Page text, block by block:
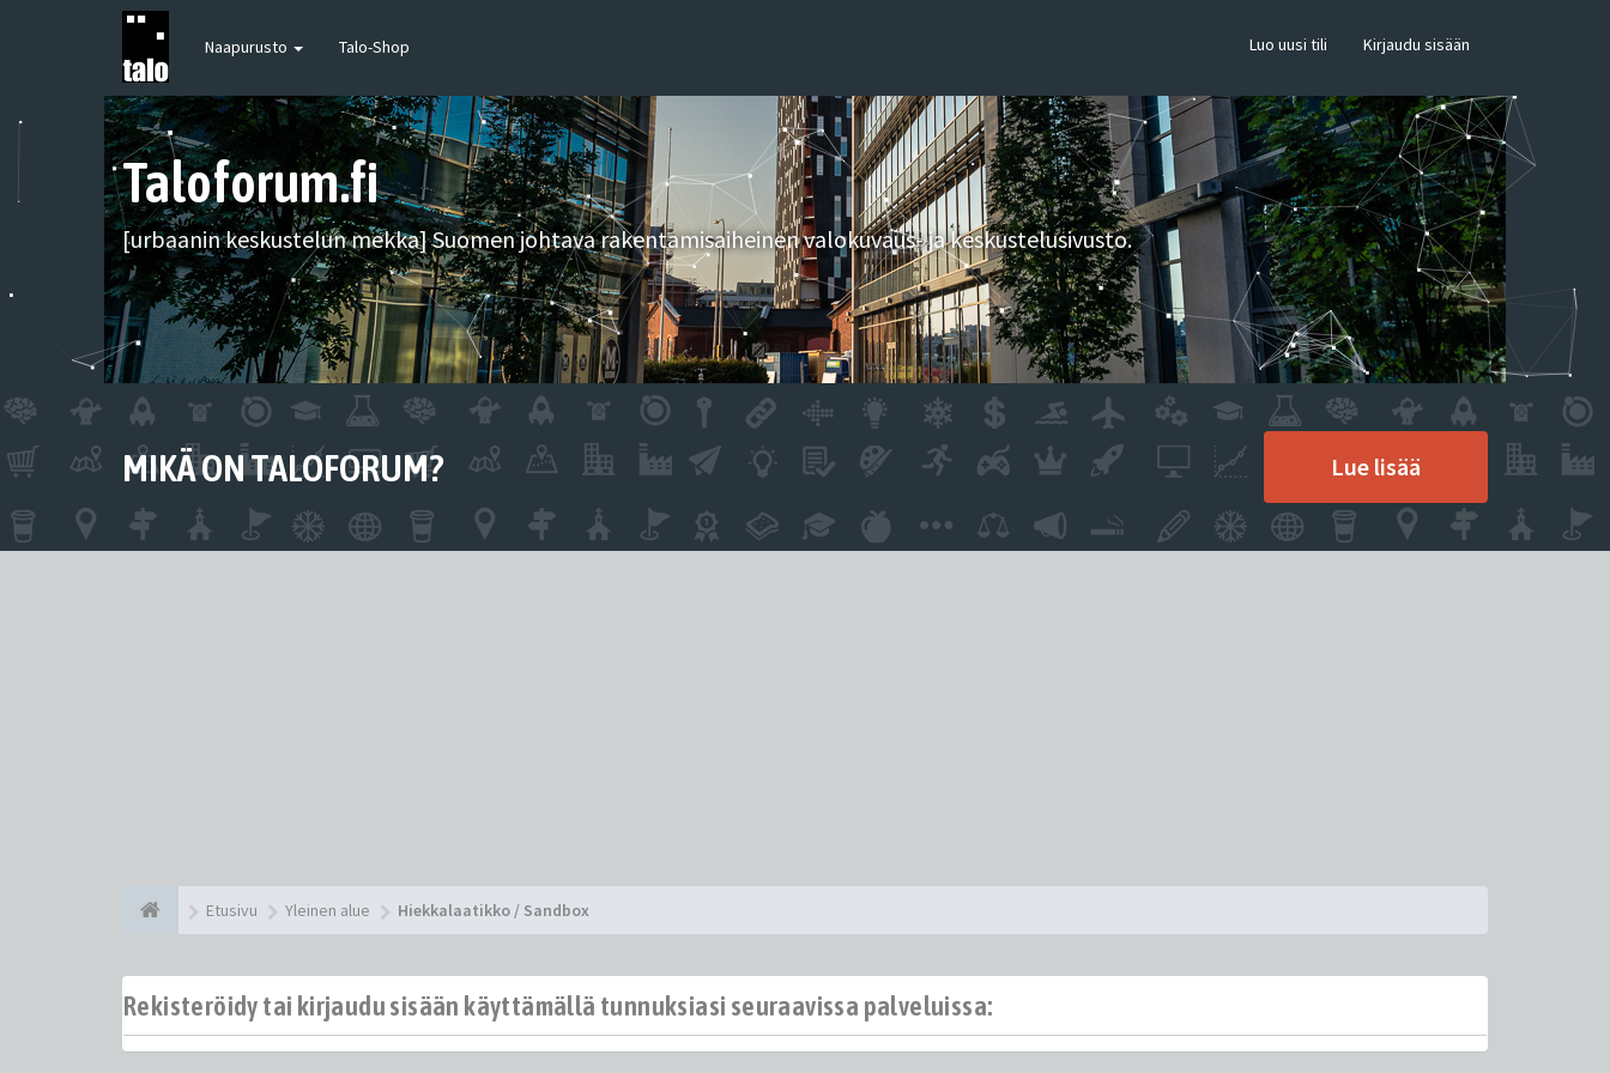
Naapurusto Talo-Shop Luo uusi tili Kirjaudu sisään
Taloforum.fi
[urbaanin keskustelun mekka] Suomen johtava rakentamisaiheinen valokuvaus- ja keskustelusivusto.
MIKÄ ON TALOFORUM? Lue lisää
Etusivu Yleinen alue Hiekkalaatikko / Sandbox
Rekisteröidy tai kirjaudu sisään käyttämällä tunnuksiasi seuraavissa palveluissa: